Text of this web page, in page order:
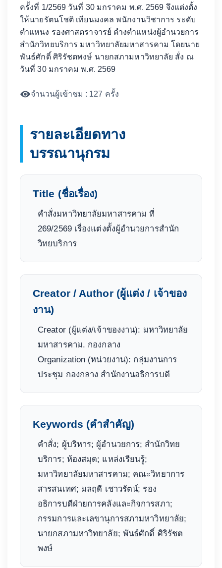
ครั้งที่ 1/2569 วันที่ 30 มกราคม พ.ศ. 2569 จึงแต่งตั้ง
ให้นายรัตนโชติ เทียนมงคล พนักงานวิชาการ ระดับ
ตำแหนง รองศาสตราจารย์ ดำงตำแหน่งผู้อำนวยการ
สำนักวิทยบริการ มหาวิทยาลัยมหาสารคาม โดยนาย
พันธ์ศักดิ์ ศิริรัชตพงษ์ นายกสภามหาวิทยาลัย สั่ง ณ
วันที่ 30 มกราคม พ.ศ. 2569
จำนวนผู้เข้าชม : 127 ครั้ง
รายละเอียดทาง
บรรณานุกรม
Title (ชื่อเรื่อง)
คำสั่งมหาวิทยาลัยมหาสารคาม ที่
269/2569 เรื่องแต่งตั้งผู้อำนวยการสำนัก
วิทยบริการ
Creator / Author (ผู้แต่ง / เจ้าของ
งาน)
Creator (ผู้แต่ง/เจ้าของงาน): มหาวิทยาลัย
มหาสารคาม. กองกลาง
Organization (หน่วยงาน): กลุ่มงานการ
ประชุม กองกลาง สำนักงานอธิการบดี
Keywords (คำสำคัญ)
คำสั่ง; ผู้บริหาร; ผู้อำนวยการ; สำนักวิทย
บริการ; ห้องสมุด; แหล่งเรียนรู้;
มหาวิทยาลัยมหาสารคาม; คณะวิทยาการ
สารสนเทศ; มลฤดี เชาวรัตน์; รอง
อธิการบดีฝ่ายการคลังและกิจการสภา;
กรรมการและเลขานุการสภามหาวิทยาลัย;
นายกสภามหาวิทยาลัย; พันธ์ศักดิ์ ศิริรัชต
พงษ์